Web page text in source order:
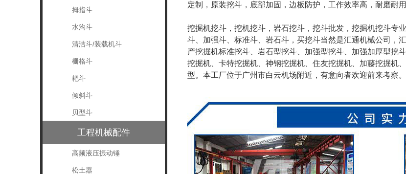
拇指斗
水沟斗
清洁斗/装载机斗
栅格斗
耙斗
倾斜斗
贝型斗
工程机械配件
高频液压振动锤
松土器
定制，原装挖斗，底部加固，边板防护，工作效率高，耐磨耐
挖掘机挖斗，挖机挖斗，岩石挖斗，挖斗批发，挖掘机挖斗专
斗、加强斗、标准斗、岩石斗，买挖斗当然是汇通机械公司，
产挖掘机标准挖斗、岩石型挖斗、加强型挖斗、加强加厚型挖
挖掘机、卡特挖掘机、神钢挖掘机、住友挖掘机、加藤挖掘机
型。本工厂位于广州市白云机场附近，有意向者欢迎前来考察。